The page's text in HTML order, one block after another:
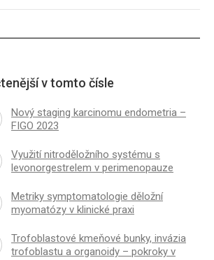
v tomto čísle
Nový staging karcinomu endometria –
FIGO 2023
Využití nitroděložního systému s
levonorgestrelem v perimenopauze
Metriky symptomatologie děložní
myomatózy v klinické praxi
Trofoblastové kmeňové bunky, invázia
trofoblastu a organoidy – pokroky v